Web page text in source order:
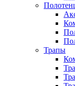
Трапы